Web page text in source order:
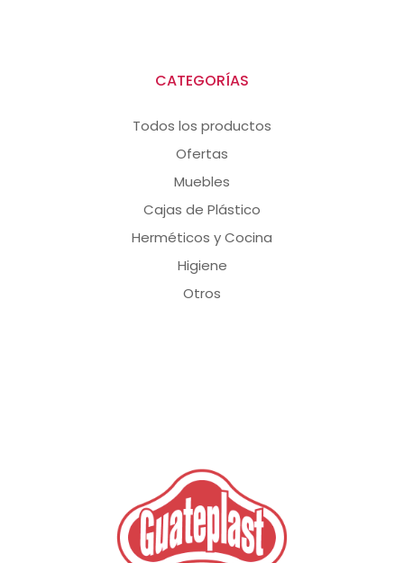
CATEGORÍAS
Todos los productos
Ofertas
Muebles
Cajas de Plástico
Herméticos y Cocina
Higiene
Otros